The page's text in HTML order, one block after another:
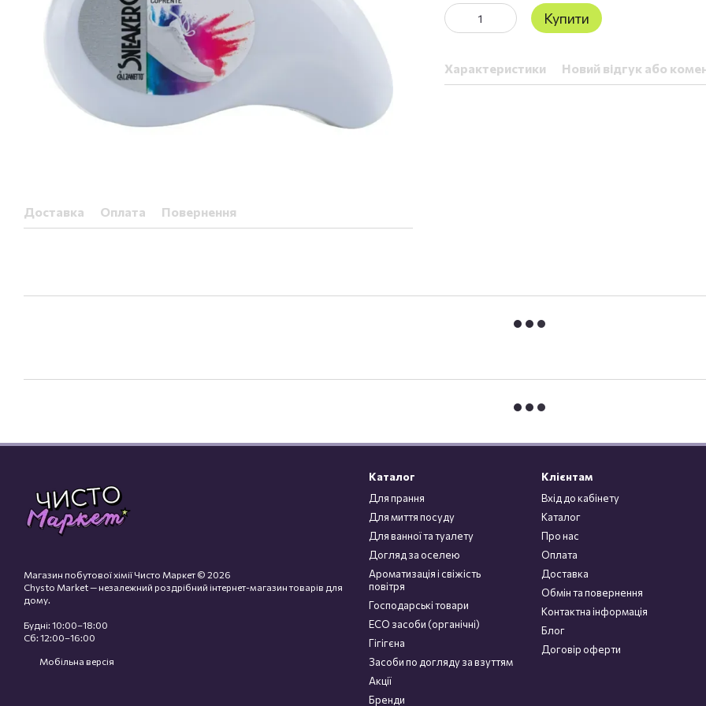
Доставка Оплата Повернення
Купити
Характеристики Новий відгук або
Магазин побутової хімії Чисто Маркет © 2026
Chysto Market — незалежний роздрібний інтернет-магазин товарів для
дому.
Будні: 10:00–18:00
Сб: 12:00–16:00
Мобільна версія
Каталог
Для прання
Для миття посуду
Для ванної та туалету
Догляд за оселею
Ароматизація і свіжість
повітря
Господарські товари
ECO засоби (органічні)
Гігігєна
Засоби по догляду за взуттям
Акції
Бренди
Клієнтам
Вхід до кабінету
Каталог
Про нас
Оплата
Доставка
Обмін та повернення
Контактна інформація
Блог
Договір оферти